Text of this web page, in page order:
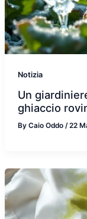
Notizia
Un
ghiaccio
By Caio Oddo /22